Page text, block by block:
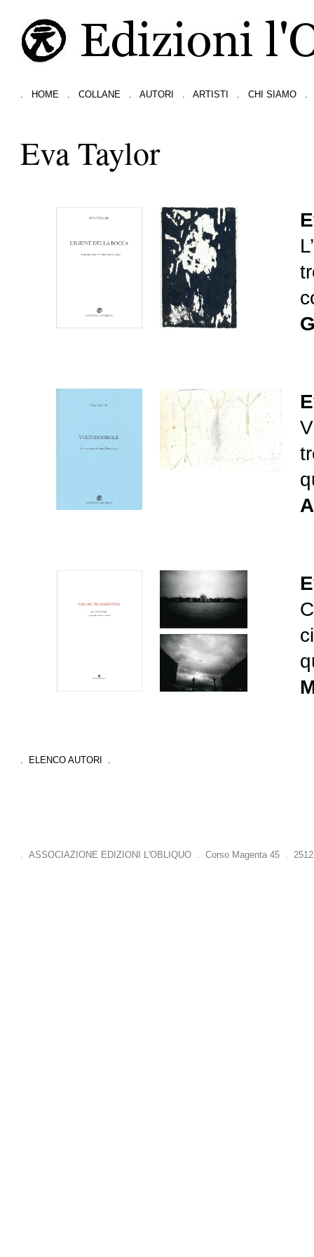
HOME COLLANE AUTORI ARTISTI CHI SIAMO
Eva Taylor
. ELENCO AUTORI .
. ASSOCIAZIONE EDIZIONI L'OBLIQUO . Corso Magenta 45 .